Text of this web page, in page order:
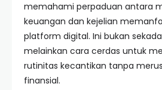
memahami perpaduan antara
keuangan dan kejelian
platform digital. Ini bukan
melainkan cara cerdas untuk
rutinitas kecantikan tanpa
finansial.